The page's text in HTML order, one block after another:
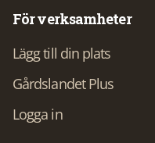
För verksamheter
Lägg till din plats
Gårdslandet Plus
Logga in